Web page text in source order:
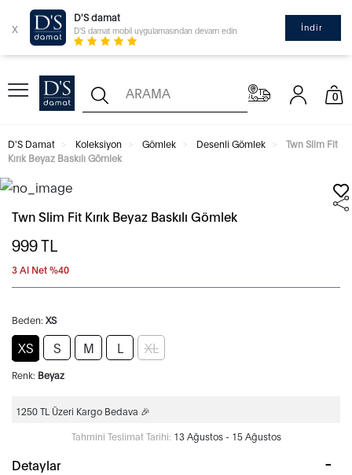
x
D'S damat
D'S damat mobil uygulamasından devam edin İndir
0
D'S Damat Koleksiyon Gömlek Desenli Gömlek
Twn Slim Fit
Kırık Beyaz Baskılı Gömlek
Twn Slim Fit Kırık Beyaz Baskılı Gömlek
999TL
3 Al Net %40
Beden: XS
XS S M L XL
Renk: Beyaz
1250 TL Üzeri Kargo Bedava 🎉
Tahmini Teslimat Tarihi: 13 Ağustos - 15 Ağustos
Detaylar